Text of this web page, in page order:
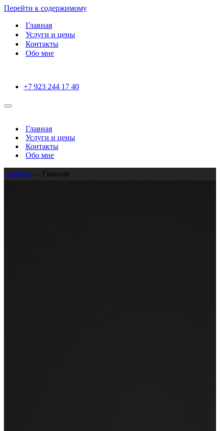
Перейти к содержимому
Главная
Услуги и цены
Контакты
Обо мне
+7 923 244 17 40
Меню
Главная
Услуги и цены
Контакты
Обо мне
Главная — Главная